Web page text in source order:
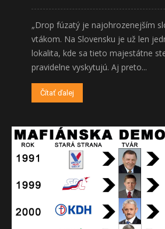
„Drop fúzatý je najohrozenejším
vtákom. Na Slovensku je už len
lokalita, kde sa tieto majestátne
pravidelne vyskytujú. Aj preto...
Čítať ďalej